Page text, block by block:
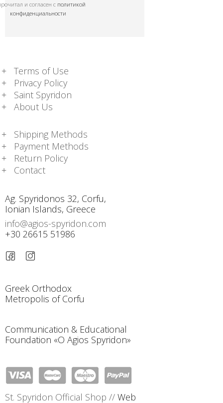
и согласен с политикой
конфиденциальности
Terms of Use
Privacy Policy
Saint Spyridon
About Us
Shipping Methods
Payment Methods
Return Policy
Contact
Ag. Spyridonos 32, Corfu,
Ionian Islands, Greece
info@agios-spyridon.com
+30 26615 51986
Greek Orthodox
Metropolis of Corfu
Communication & Educational
Foundation «O Agios Spyridon»
St. Spyridon Official Shop // Web